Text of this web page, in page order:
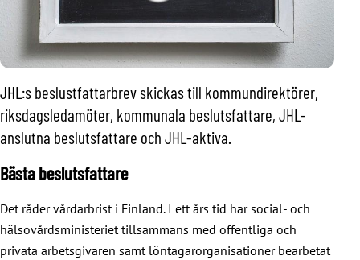
JHL:s beslustfattarbrev skickas till kommundirektörer,
riksdagsledamöter, kommunala beslutsfattare, JHL-
anslutna beslutsfattare och JHL-aktiva.
Bästa beslutsfattare
Det råder vårdarbrist i Finland. I ett års tid har social- och
hälsovårdsministeriet tillsammans med offentliga och
privata arbetsgivaren samt löntagarorganisationer bearbetat